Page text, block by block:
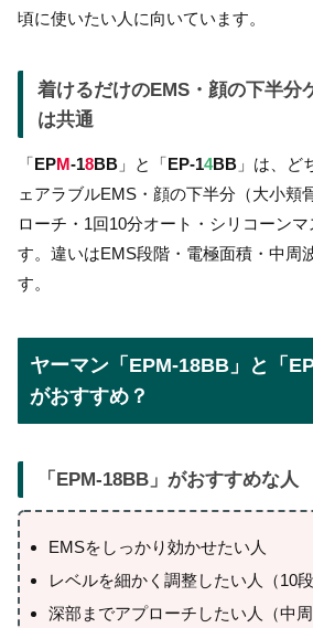
頃に使いたい人に向いています。
着けるだけのEMS・顔の下半分
は共通
「EPM-18BB 」と「EP-14BB 」は、ど
ェアラブルEMS・顔の下半分（大小頬
ローチ・1回10分オート・シリコーン
す。違いはEMS段階・電極面積・中周
す。
ヤーマン「EPM-18BB」と「
がおすすめ？
「 EPM-18BB 」がおすすめな人
EMSをしっかり効かせたい人
レベルを細かく調整したい人（10段
深部までアプローチしたい人（中周